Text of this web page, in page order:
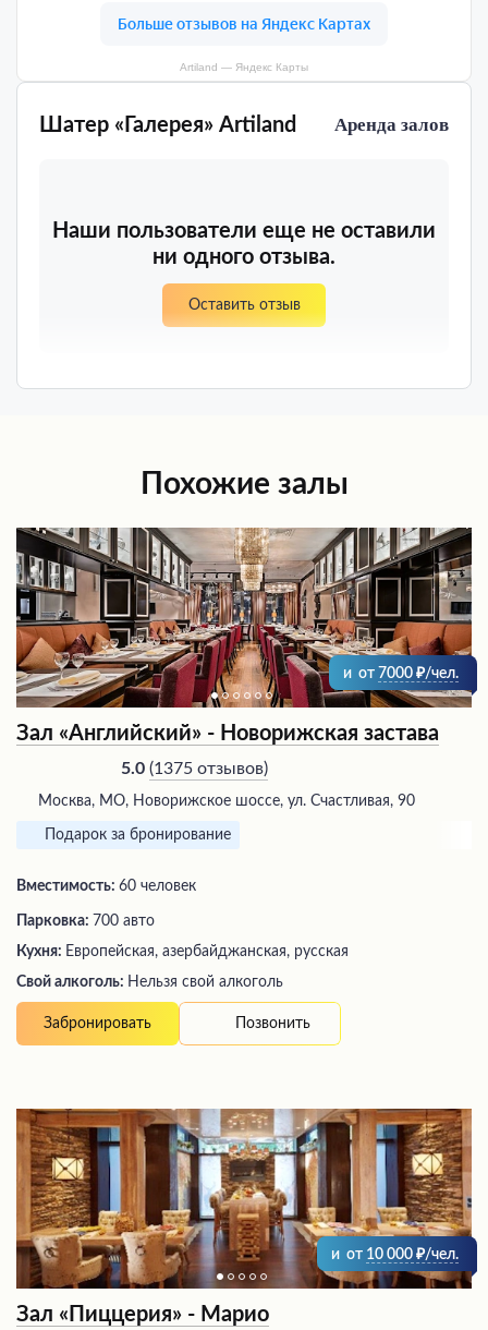
Шатер «Галерея» Artiland Аренда залов
Наши пользователи еще не оставили
ни одного отзыва.
Оставить отзыв
Artiland — Яндекс Карты
Похожие залы
и от 7000 /чел.
Зал «Английский» - Новорижская застава
5.0 (1375 отзывов)
Москва, МО, Новорижское шоссе, ул. Счастливая, 90
Подарок за бронирование
Вместимость: 60 человек
Парковка: 700 авто
Кухня: Европейская, азербайджанская, русская
Свой алкоголь: Нельзя свой алкоголь
Забронировать Позвонить
и от 10 000 /чел.
Зал «Пиццерия» - Марио